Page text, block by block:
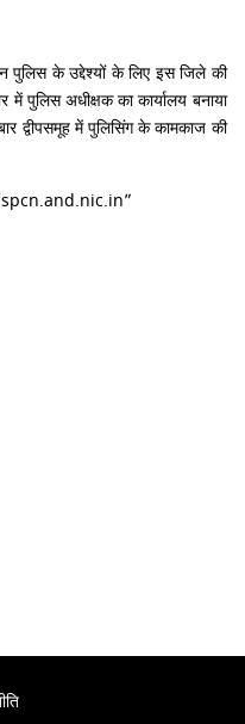
पुलिस के उद्देश्यों के लिए इस जिले की
में पुलिस अधीक्षक का कार्यालय बनाया
द्वीपसमूह में पुलिसिंग के कामकाज की
spcn.and.nic.in”